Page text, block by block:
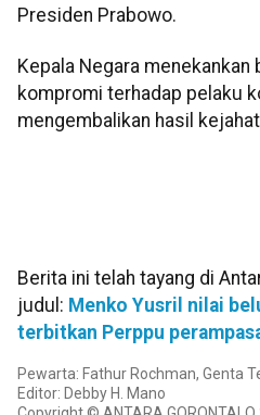
Presiden Prabowo.
Kepala Negara menekankan
kompromi terhadap pelaku
mengembalikan hasil
Berita ini telah tayang di
judul: Menko Yusril nilai
terbitkan Perppu
Pewarta: Fathur Rochman, Genta
Editor: Debby H. Mano